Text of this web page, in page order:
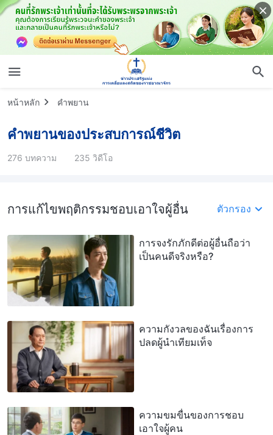
หน้าหลัก คำพยาน
คำพยานของประสบการณ์ชีวิต
276 บทความ 235 วิดีโอ
การแก้ไขพฤติกรรมชอบเอาใจผู้อื่น ตัวกรอง
การจงรักภักดีต่อผู้อื่นถือว่า
เป็นคนดีจริงหรือ?
ความกังวลของฉันเรื่องการ
ปลดผู้นำเทียมเท็จ
ความขมขื่นของการชอบ
เอาใจผู้คน